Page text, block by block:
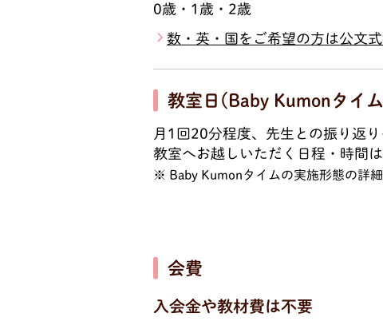
0歳・1歳・2歳
数・英・国をご希望の方は公文
教室日(Baby Kumonタイ
月1回20分程度、先生との振り返り
教室へお越しいただく日程・時間
Baby Kumonタイムの実施形態の詳
会費
入会金や教材費は不要